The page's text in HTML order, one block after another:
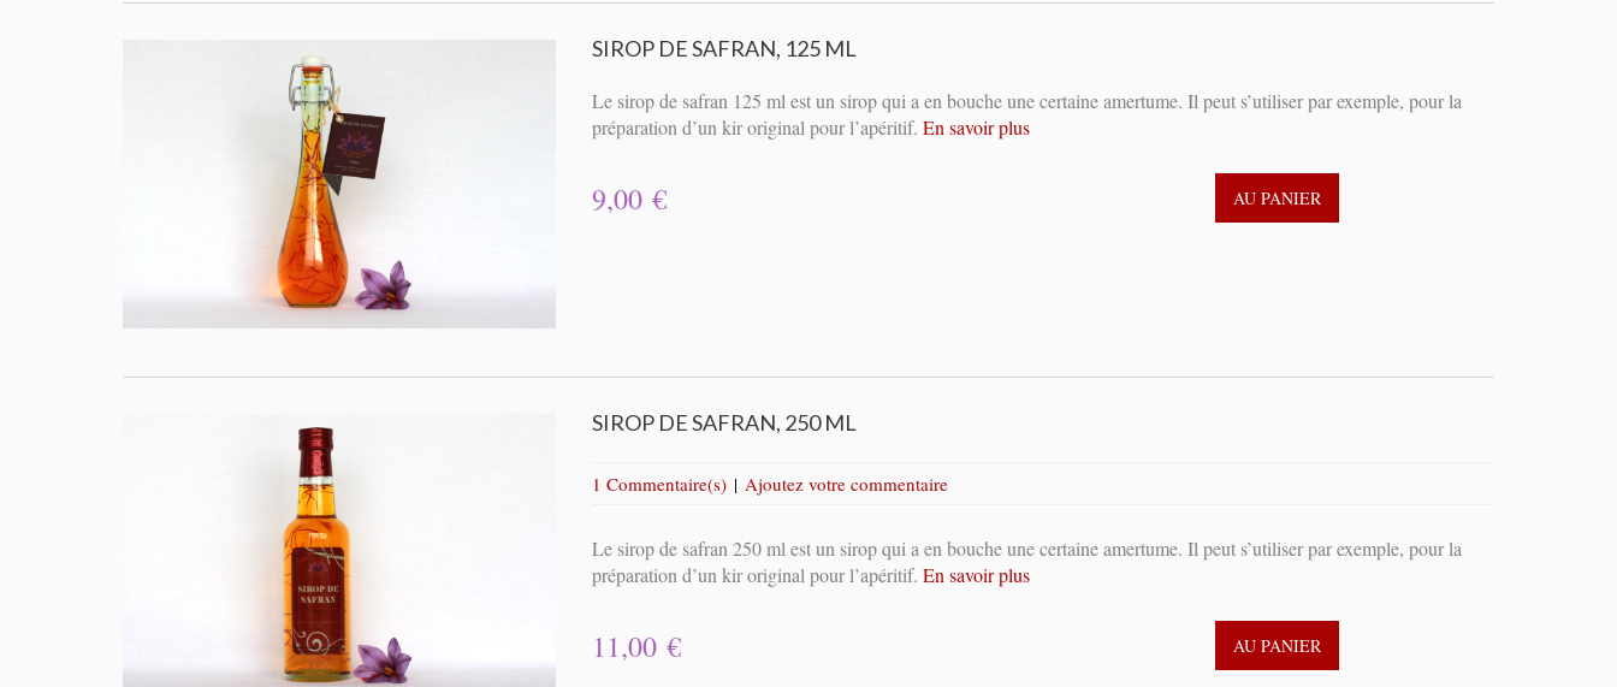
SIROP DE SAFRAN, 125 ML
Le sirop de safran 125 ml est un sirop qui a en bouche une certaine amertume. Il peut s’utiliser par exemple, pour la
préparation d’un kir original pour l’apéritif. En savoir plus
9,00 € AU PANIER
SIROP DE SAFRAN, 250 ML
1 Commentaire(s) | Ajoutez votre commentaire
Le sirop de safran 250 ml est un sirop qui a en bouche une certaine amertume. Il peut s’utiliser par exemple, pour la
préparation d’un kir original pour l’apéritif. En savoir plus
11,00 € AU PANIER